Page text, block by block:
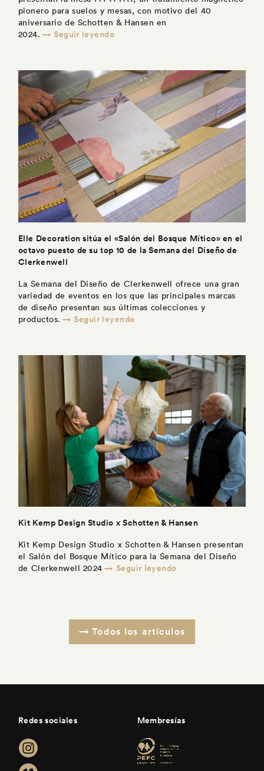
pionero para suelos y mesas, con motivo del 40
aniversario de Schotten & Hansen en
2024. → Seguir leyendo
Elle Decoration sitúa el «Salón del Bosque Mítico» en el
octavo puesto de su top 10 de la Semana del Diseño de
Clerkenwell
La Semana del Diseño de Clerkenwell ofrece una gran
variedad de eventos en los que las principales marcas
de diseño presentan sus últimas colecciones y
productos. → Seguir leyendo
Kit Kemp Design Studio x Schotten & Hansen
Kit Kemp Design Studio x Schotten & Hansen presentan
el Salón del Bosque Mítico para la Semana del Diseño
de Clerkenwell 2024 → Seguir leyendo
Todos los artículos
Redes sociales Membresías